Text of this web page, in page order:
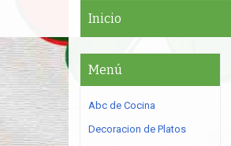
Inicio
Menú
Abc de Cocina
Decoracion de Platos